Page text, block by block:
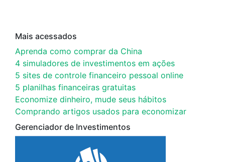
Mais acessados
Aprenda como comprar da China
4 simuladores de investimentos em ações
5 sites de controle financeiro pessoal online
5 planilhas financeiras gratuitas
Economize dinheiro, mude seus hábitos
Comprando artigos usados para economizar
Gerenciador de Investimentos